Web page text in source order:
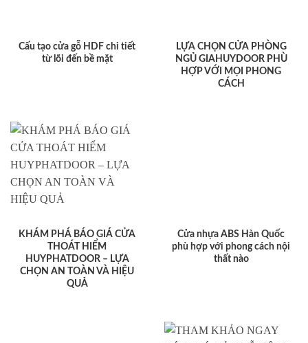
Cấu tạo cửa gỗ HDF chi tiết
từ lõi đến bề mặt
LỰA CHỌN CỬA PHÒNG
NGỦ GIAHUYDOOR PHÙ
HỢP VỚI MỌI PHONG
CÁCH
KHÁM PHÁ BÁO GIÁ CỬA
THOÁT HIỂM
HUYPHATDOOR – LỰA
CHỌN AN TOÀN VÀ HIỆU
QUẢ
Cửa nhựa ABS Hàn Quốc
phù hợp với phong cách nội
thất nào